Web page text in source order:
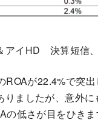
アイHD 決算短信
ROAが22.4%で突
りましたが、意外
の低さが目をひきま